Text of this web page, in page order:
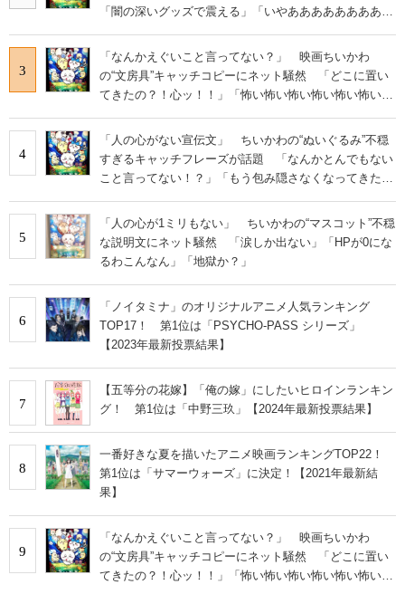
「闇の深いグッズで震える」「いやあああああああああ
3
「なんかえぐいこと言ってない？」 映画ちいかわ
の“文房具”キャッチコピーにネット騒然 「どこに置い
てきたの？！心ッ！！」「怖い怖い怖い怖い怖い怖い怖
4
「人の心がない宣伝文」 ちいかわの“ぬいぐるみ”不穏
すぎるキャッチフレーズが話題 「なんかとんでもない
こと言ってない！？」「もう包み隠さなくなってきた
5
「人の心が1ミリもない」 ちいかわの“マスコット”不穏
な説明文にネット騒然 「涙しか出ない」「HPが0にな
るわこんなん」「地獄か？」
6
「ノイタミナ」のオリジナルアニメ人気ランキング
TOP17！ 第1位は「PSYCHO-PASS シリーズ」
【2023年最新投票結果】
7
【五等分の花嫁】「俺の嫁」にしたいヒロインランキン
グ！ 第1位は「中野三玖」【2024年最新投票結果】
8
一番好きな夏を描いたアニメ映画ランキングTOP22！
第1位は「サマーウォーズ」に決定！【2021年最新結
果】
9
「なんかえぐいこと言ってない？」 映画ちいかわ
の“文房具”キャッチコピーにネット騒然 「どこに置い
てきたの？！心ッ！！」「怖い怖い怖い怖い怖い怖い怖